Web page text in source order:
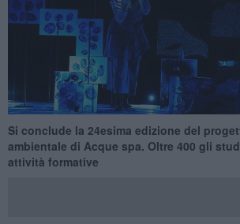
Si conclude la 24esima edizione del
ambientale di Acque spa. Oltre 400 gli
attività formative